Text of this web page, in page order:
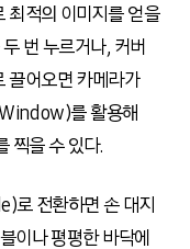
최적의 이미지를 얻을
번 누르거나, 커버
끌어오면 카메라가
를 활용해
찍을 수 있다.
로 전환하면 손 대지
이나 평평한 바닥에